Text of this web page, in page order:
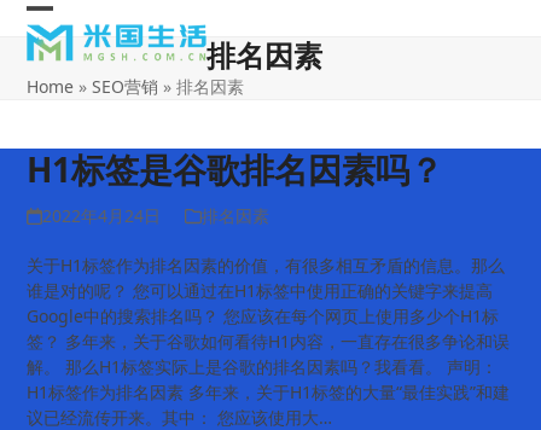
Skip
content
Open
mobile
Close
mobile
排名因素
Home »SEO营销 »排名因素
H1标签是谷歌排名因素吗？
2022年4月24日 排名因素
关于H1标签作为排名因素的价值，有很多相互矛盾的信息。那么
谁是对的呢？ 您可以通过在H1标签中使用正确的关键字来提高
Google中的搜索排名吗？ 您应该在每个网页上使用多少个H1标
签？ 多年来，关于谷歌如何看待H1内容，一直存在很多争论和误
解。 那么H1标签实际上是谷歌的排名因素吗？我看看。 声明：
H1标签作为排名因素 多年来，关于H1标签的大量“最佳实践”和建
议已经流传开来。其中： 您应该使用大…